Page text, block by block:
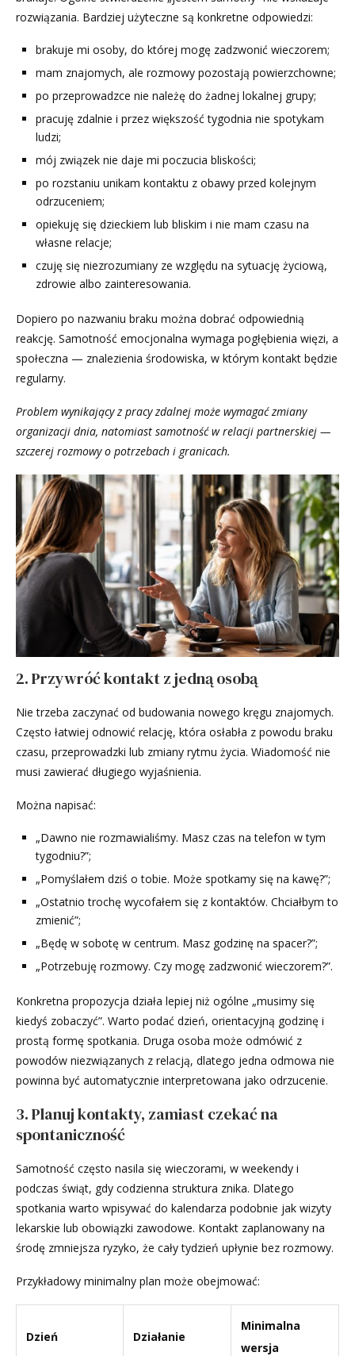
rozwiązania. Bardziej użyteczne są konkretne odpowiedzi:
brakuje mi osoby, do której mogę zadzwonić wieczorem;
mam znajomych, ale rozmowy pozostają powierzchowne;
po przeprowadzce nie należę do żadnej lokalnej grupy;
pracuję zdalnie i przez większość tygodnia nie spotykam
ludzi;
mój związek nie daje mi poczucia bliskości;
po rozstaniu unikam kontaktu z obawy przed kolejnym
odrzuceniem;
opiekuję się dzieckiem lub bliskim i nie mam czasu na
własne relacje;
czuję się niezrozumiany ze względu na sytuację życiową,
zdrowie albo zainteresowania.
Dopiero po nazwaniu braku można dobrać odpowiednią
reakcję. Samotność emocjonalna wymaga pogłębienia więzi, a
społeczna — znalezienia środowiska, w którym kontakt będzie
regularny.
Problem wynikający z pracy zdalnej może wymagać zmiany
organizacji dnia, natomiast samotność w relacji partnerskiej —
szczerej rozmowy o potrzebach i granicach.
2. Przywróć kontakt z jedną osobą
Nie trzeba zaczynać od budowania nowego kręgu znajomych.
Często łatwiej odnowić relację, która osłabła z powodu braku
czasu, przeprowadzki lub zmiany rytmu życia. Wiadomość nie
musi zawierać długiego wyjaśnienia.
Można napisać:
„Dawno nie rozmawialiśmy. Masz czas na telefon w tym
tygodniu?”;
„Pomyślałem dziś o tobie. Może spotkamy się na kawę?”;
„Ostatnio trochę wycofałem się z kontaktów. Chciałbym to
zmienić”;
„Będę w sobotę w centrum. Masz godzinę na spacer?”;
„Potrzebuję rozmowy. Czy mogę zadzwonić wieczorem?”.
Konkretna propozycja działa lepiej niż ogólne „musimy się
kiedyś zobaczyć”. Warto podać dzień, orientacyjną godzinę i
prostą formę spotkania. Druga osoba może odmówić z
powodów niezwiązanych z relacją, dlatego jedna odmowa nie
powinna być automatycznie interpretowana jako odrzucenie.
3. Planuj kontakty, zamiast czekać na
spontaniczność
Samotność często nasila się wieczorami, w weekendy i
podczas świąt, gdy codzienna struktura znika. Dlatego
spotkania warto wpisywać do kalendarza podobnie jak wizyty
lekarskie lub obowiązki zawodowe. Kontakt zaplanowany na
środę zmniejsza ryzyko, że cały tydzień upłynie bez rozmowy.
Przykładowy minimalny plan może obejmować:
Dzień Działanie
Minimalna
wersja